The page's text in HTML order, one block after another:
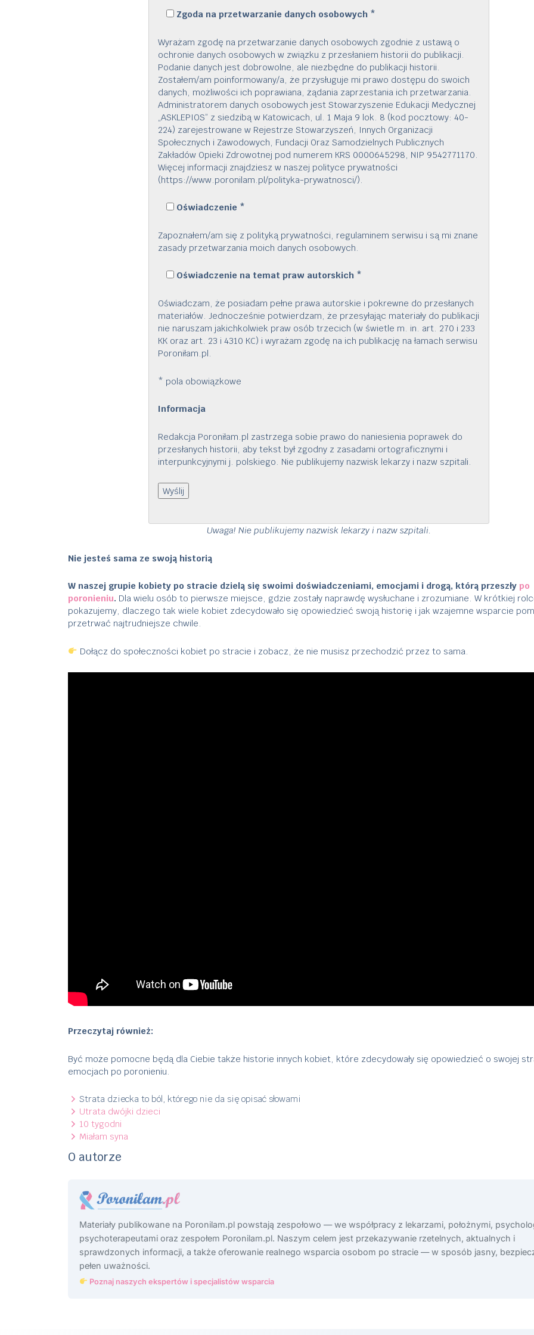
Zgoda na przetwarzanie danych osobowych *
Wyrażam zgodę na przetwarzanie danych osobowych zgodnie z ustawą o
ochronie danych osobowych w związku z przesłaniem historii do publikacji.
Podanie danych jest dobrowolne, ale niezbędne do publikacji historii.
Zostałem/am poinformowany/a, że przysługuje mi prawo dostępu do swoich
danych, możliwości ich poprawiana, żądania zaprzestania ich przetwarzania.
Administratorem danych osobowych jest Stowarzyszenie Edukacji Medycznej
„ASKLEPIOS” z siedzibą w Katowicach, ul. 1 Maja 9 lok. 8 (kod pocztowy: 40-
224) zarejestrowane w Rejestrze Stowarzyszeń, Innych Organizacji
Społecznych i Zawodowych, Fundacji Oraz Samodzielnych Publicznych
Zakładów Opieki Zdrowotnej pod numerem KRS 0000645298, NIP 9542771170.
Więcej informacji znajdziesz w naszej polityce prywatności
(https://www.poronilam.pl/polityka-prywatnosci/).
Oświadczenie *
Zapoznałem/am się z polityką prywatności, regulaminem serwisu i są mi znane
zasady przetwarzania moich danych osobowych.
Oświadczenie na temat praw autorskich *
Oświadczam, że posiadam pełne prawa autorskie i pokrewne do przesłanych
materiałów. Jednocześnie potwierdzam, że przesyłając materiały do publikacji
nie naruszam jakichkolwiek praw osób trzecich (w świetle m. in. art. 270 i 233
KK oraz art. 23 i 4310 KC) i wyrażam zgodę na ich publikację na łamach serwisu
Poroniłam.pl.
* pola obowiązkowe
Informacja
Redakcja Poroniłam.pl zastrzega sobie prawo do naniesienia poprawek do
przesłanych historii, aby tekst był zgodny z zasadami ortograficznymi i
interpunkcyjnymi j. polskiego. Nie publikujemy nazwisk lekarzy i nazw szpitali.
Uwaga! Nie publikujemy nazwisk lekarzy i nazw szpitali.
Nie jesteś sama ze swoją historią
W naszej grupie kobiety po stracie dzielą się swoimi doświadczeniami, emocjami i drogą, którą przeszły po
poronieniu. Dla wielu osób to pierwsze miejsce, gdzie zostały naprawdę wysłuchane i zrozumiane. W krótkiej
pokazujemy, dlaczego tak wiele kobiet zdecydowało się opowiedzieć swoją historię i jak wzajemne wsparcie
przetrwać najtrudniejsze chwile.
Dołącz do społeczności kobiet po stracie i zobacz, że nie musisz przechodzić przez to sama.
Przeczytaj również:
Być może pomocne będą dla Ciebie także historie innych kobiet, które zdecydowały się opowiedzieć o swojej
emocjach po poronieniu.
Strata dziecka to ból, którego nie da się opisać słowami
Utrata dwójki dzieci
10 tygodni
Miałam syna
O autorze
Materiały publikowane na Poronilam.pl powstają zespołowo — we współpracy z lekarzami, położnymi,
psychoterapeutami oraz zespołem Poronilam.pl. Naszym celem jest przekazywanie rzetelnych, aktualnych i
sprawdzonych informacji, a także oferowanie realnego wsparcia osobom po stracie — w sposób jasny,
pełen uważności.
Poznaj naszych ekspertów i specjalistów wsparcia